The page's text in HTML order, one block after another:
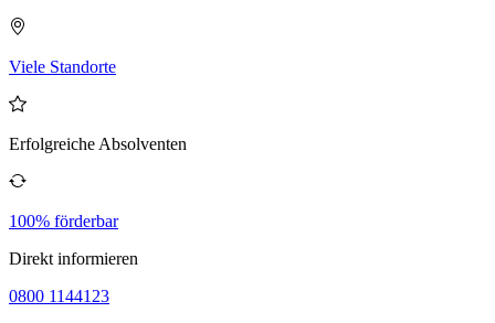
Viele Standorte
Erfolgreiche Absolventen
100% förderbar
Direkt informieren
0800 1144123